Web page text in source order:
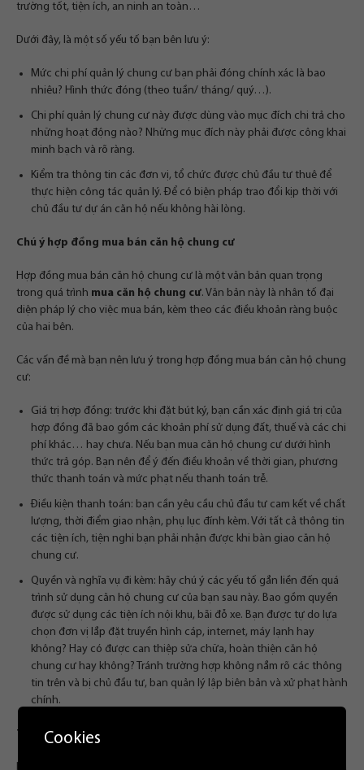
trường tốt, tiện ích, an ninh an toàn…
Dưới đây, là một số yếu tố bạn bên lưu ý:
Mức chi phí quản lý chung cư bạn phải đóng chính xác là bao
nhiêu? Hình thức đóng (theo tuần/ tháng/ quý…).
Chi phí quản lý chung cư này được dùng vào mục đích chi trả cho
những hoạt động nào? Những mục đích này phải được công khai
minh bạch và rõ ràng.
Kiểm tra thông tin các đơn vị, tổ chức được chủ đầu tư thuê để
thực hiện công tác quản lý. Để có biện pháp trao đổi kịp thời với
chủ đầu tư dự án căn hộ nếu không hài lòng.
Chú ý hợp đồng mua bán căn hộ chung cư
Hợp đồng mua bán căn hộ chung cư là một văn bản quan trọng
trong quá trình mua căn hộ chung cư. Văn bản này là nhân tố đại
diện pháp lý cho việc mua bán, kèm theo các điều khoản ràng buộc
của hai bên.
Các vấn đề mà bạn nên lưu ý trong hợp đồng mua bán căn hộ chung
cư:
Giá trị hợp đồng: trước khi đặt bút ký, bạn cần xác định giá trị của
hợp đồng đã bao gồm các khoản phí sử dụng đất, thuế và các chi
phí khác… hay chưa. Nếu bạn mua căn hộ chung cư dưới hình
thức trả góp. Bạn nên để ý đến điều khoản về thời gian, phương
thức thanh toán và mức phạt nếu thanh toán trễ.
Điều kiện thanh toán: bạn cần yêu cầu chủ đầu tư cam kết về chất
lượng, thời điểm giao nhận, phụ lục đính kèm. Với tất cả thông tin
các tiện ích, tiện nghi bạn phải nhận được khi bàn giao căn hộ
chung cư.
Quyền và nghĩa vụ đi kèm: hãy chú ý các yếu tố gắn liền đến quá
trình sử dụng căn hộ chung cư của bạn sau này. Bao gồm quyền
được sử dụng các tiện ích nội khu, bãi đỗ xe. Bạn được tự do lựa
chọn đơn vị lắp đặt truyền hình cáp, internet, máy lạnh hay
không? Hay có được can thiệp sửa chữa, hoàn thiện căn hộ
chung cư hay không? Tránh trường hợp không nắm rõ các thông
tin trên và bị chủ đầu tư, ban quản lý lập biên bản và xử phạt hành
chính.
Thuê ở trước khi mua căn hộ chung cư
Cookies